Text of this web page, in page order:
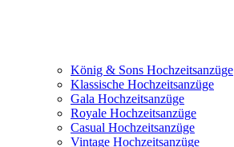
König & Sons Hochzeitsanzüge
Klassische Hochzeitsanzüge
Gala Hochzeitsanzüge
Royale Hochzeitsanzüge
Casual Hochzeitsanzüge
Vintage Hochzeitsanzüge